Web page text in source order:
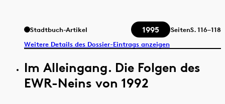
Stadtbuch-Artikel 1995 SeitenS.116–118
Weitere Details des Dossier-Eintrags anzeigen
Im Alleingang. Die Folgen des
EWR-Neins von 1992